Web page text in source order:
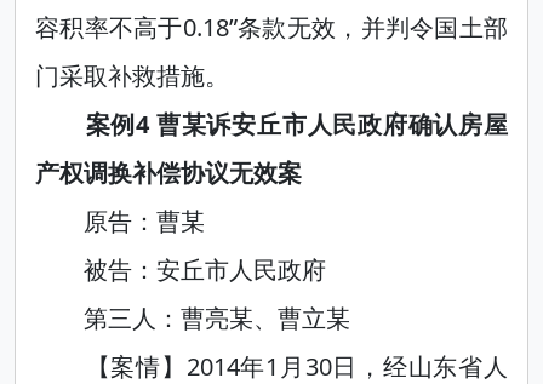
容积率不高于0.18”条款无效，并判令国土部
门采取补救措施。
案例4 曹某诉安丘市人民政府确认房屋
产权调换补偿协议无效案
原告：曹某
被告：安丘市人民政府
第三人：曹亮某、曹立某
【案情】2014年1月30日，经山东省人